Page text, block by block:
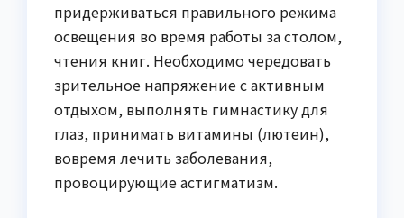
придерживаться правильного режима
освещения во время работы за столом,
чтения книг. Необходимо чередовать
зрительное напряжение с активным
отдыхом, выполнять гимнастику для
глаз, принимать витамины (лютеин),
вовремя лечить заболевания,
провоцирующие астигматизм.